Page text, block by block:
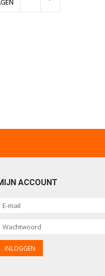
ACCOUNT